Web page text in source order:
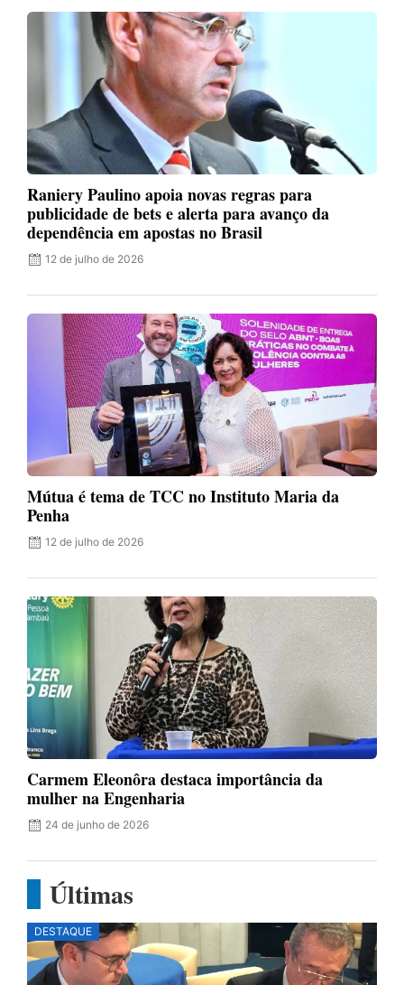
Raniery Paulino apoia novas regras para
publicidade de bets e alerta para avanço da
dependência em apostas no Brasil
12 de julho de 2026
Mútua é tema de TCC no Instituto Maria da
Penha
12 de julho de 2026
Carmem Eleonôra destaca importância da
mulher na Engenharia
24 de junho de 2026
Últimas
DESTAQUE